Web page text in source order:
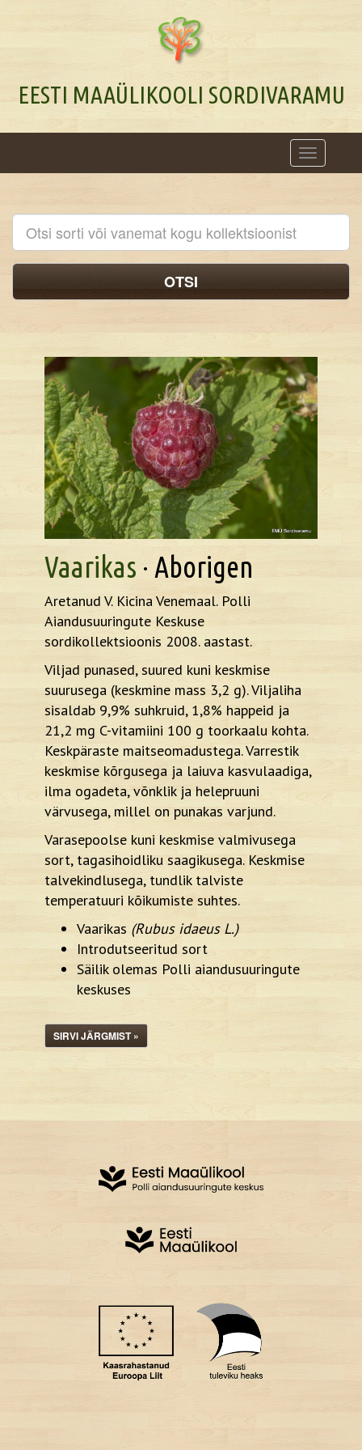
EESTI MAAÜLIKOOLI SORDIVARAMU
Toggle
navigation
OTSI
Vaarikas · Aborigen
Aretanud V. Kicina Venemaal. Polli
Aiandusuuringute Keskuse
sordikollektsioonis 2008. aastast.
Viljad punased, suured kuni keskmise
suurusega (keskmine mass 3,2 g). Viljaliha
sisaldab 9,9% suhkruid, 1,8% happeid ja
21,2 mg C-vitamiini 100 g toorkaalu kohta.
Keskpäraste maitseomadustega. Varrestik
keskmise kõrgusega ja laiuva kasvulaadiga,
ilma ogadeta, võnklik ja helepruuni
värvusega, millel on punakas varjund.
Varasepoolse kuni keskmise valmivusega
sort, tagasihoidliku saagikusega. Keskmise
talvekindlusega, tundlik talviste
temperatuuri kõikumiste suhtes.
Vaarikas (Rubus idaeus L.)
Introdutseeritud sort
Säilik olemas Polli aiandusuuringute
keskuses
SIRVI JÄRGMIST »